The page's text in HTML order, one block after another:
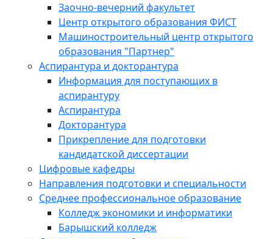
Заочно-вечерний факультет
Центр открытого образования ФИСТ
Машиностроительный центр открытого
образования "Партнер"
Аспирантура и докторантура
Информация для поступающих в
аспирантуру
Аспирантура
Докторантура
Прикрепление для подготовки
кандидатской диссертации
Цифровые кафедры
Направления подготовки и специальности
Среднее профессиональное образование
Колледж экономики и информатики
Барышский колледж